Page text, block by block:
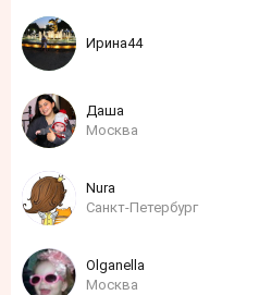
Ирина44
Даша
Москва
Nura
Санкт-Петербург
Olganella
Москва